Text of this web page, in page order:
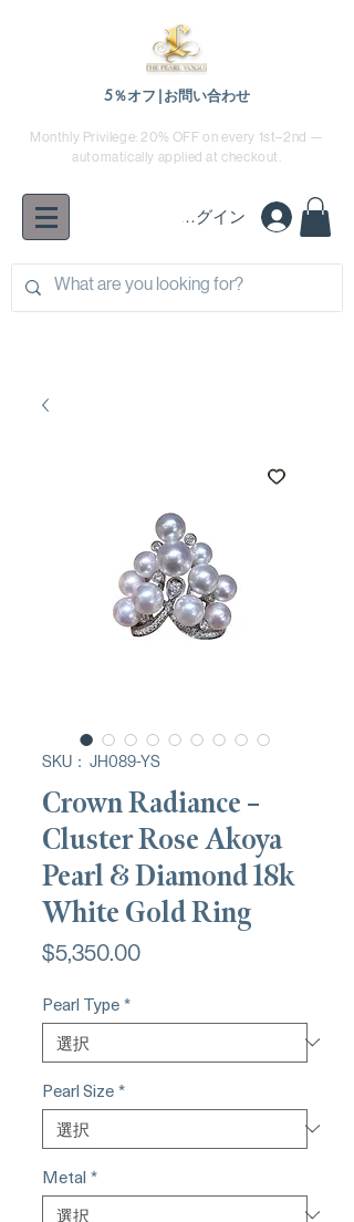
5％オフ|お問い合わせ
Monthly Privilege: 20% OFF on every 1st–2nd —
automatically applied at checkout.
ログイン
SKU： JH089-YS
Crown Radiance –
Cluster Rose Akoya
Pearl & Diamond 18k
White Gold Ring
$5,350.00価
Pearl Type*
Pearl Size*
Metal *